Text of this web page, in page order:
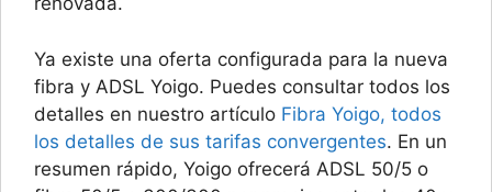
Ya existe una oferta configurada para la nueva
fibra y ADSL Yoigo. Puedes consultar todos los
detalles en nuestro artículo Fibra Yoigo, todos
los detalles de sus tarifas convergentes. En un
resumen rápido, Yoigo ofrecerá ADSL 50/5 o